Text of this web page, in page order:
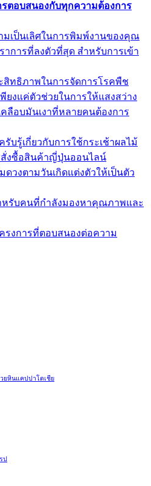
ตอบสนองกับทุกความต้องการ
มเป็นเลิศในการพิมพ์งานของคุณ
การที่ลงตัวที่สุด สำหรับการเข้า
สิทธิภาพในการจัดการโรคพืช
ยงแค่ตัวช่วยในการให้แสงสว่าง
คลือบมันเงาที่หลายคนต้องการ
รับรู้เกี่ยวกับการใช้กระเช้าผลไม้
งซื้อสินค้าญี่ปุ่นออนไลน์
ดวงตามวันเกิดแต่งตัวให้เป็นตัว
หรับคนที่กำลังมองหาคุณภาพและ
รงการที่ตอบสนองต่อความ
ยหินแคปปาโดเชีย
ป